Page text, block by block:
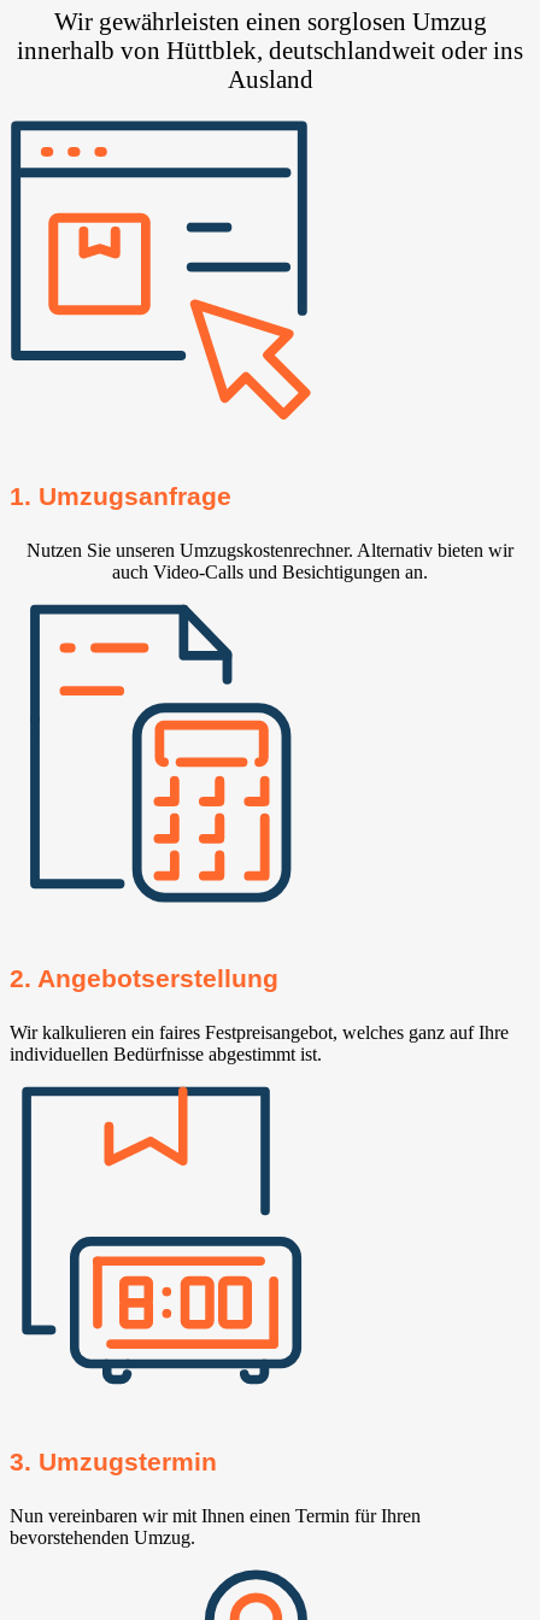
Wir gewährleisten einen sorglosen Umzug
innerhalb von Hüttblek, deutschlandweit oder ins
Ausland
1. Umzugsanfrage
Nutzen Sie unseren Umzugskostenrechner. Alternativ bieten wir
auch Video-Calls und Besichtigungen an.
2. Angebotserstellung
Wir kalkulieren ein faires Festpreisangebot, welches ganz auf Ihre
individuellen Bedürfnisse abgestimmt ist.
3. Umzugstermin
Nun vereinbaren wir mit Ihnen einen Termin für Ihren
bevorstehenden Umzug.